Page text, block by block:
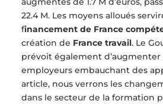
22.4 M. Les moyens alloués
financement de France
création de France travail. Le
prévoit également d’augmenter
employeurs embauchant des
article, nous verrons les
dans le secteur de la formation